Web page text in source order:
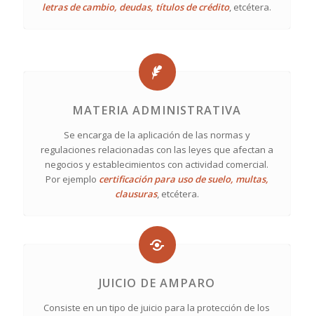
letras de cambio, deudas, títulos de crédito, etcétera.
MATERIA ADMINISTRATIVA
Se encarga de la aplicación de las normas y
regulaciones relacionadas con las leyes que afectan a
negocios y establecimientos con actividad comercial.
Por ejemplo certificación para uso de suelo, multas,
clausuras, etcétera.
JUICIO DE AMPARO
Consiste en un tipo de juicio para la protección de los